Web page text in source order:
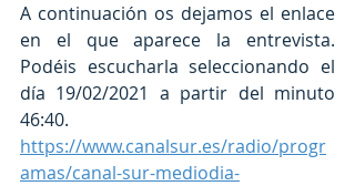
A continuación os dejamos el enlace
en el que aparece la entrevista.
Podéis escucharla seleccionando el
día 19/02/2021 a partir del minuto
https://www.canalsur.es/radio/progr
amas/canal-sur-mediodia-